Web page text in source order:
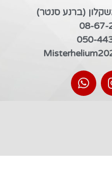
08-67-
050-